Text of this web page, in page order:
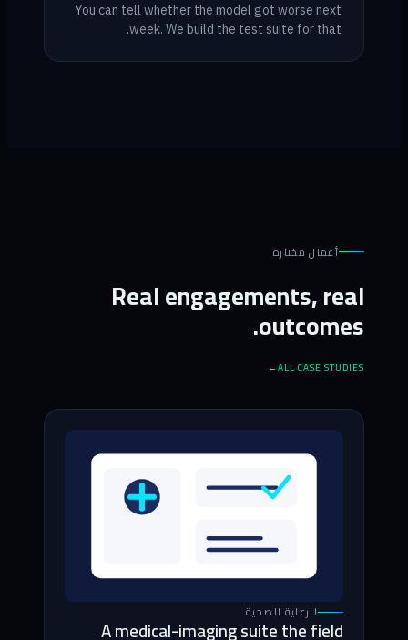
You can tell whether the model got worse next
week. We build the test suite for that.
أعمال مختارة
Real engagements, real
outcomes.
ALL CASE STUDIES
الرعاية الصحية
A medical-imaging suite the field